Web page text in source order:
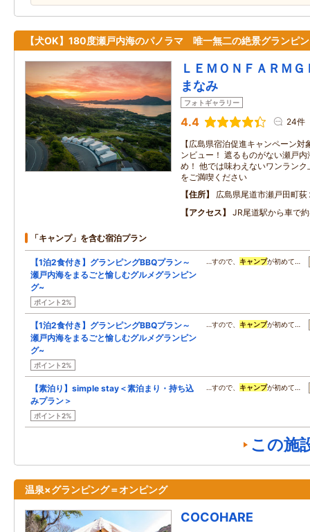
【犬OK】180度瀬戸内海のパノラマ 唯一無二の絶景グランピ
ＬＥＭＯＮＦＡＲＭ
まなみ
フォトギャラリー
4.4 24件
【広島県宿泊促進キャンペーン
ンビュー！ 遮るものがない瀬戸
め！ 他では味わえないワンラン
をご満喫ください
住所
広島県尾道市瀬戸田町
アクセス
JR尾道駅から車で
「キャンプ」を含む宿泊プラン
【1泊2食付き】グランピングBBQプラン～
瀬戸内海をまるごと愉しむグルメグランピン
グ~
ポイント2%
…すので、 キャンプが初めて…
【1泊2食付き】グランピングBBQプラン～
瀬戸内海をまるごと愉しむグルメグランピン
グ~
ポイント2%
…すので、 キャンプが初めて…
【素泊り】simple stay＜素泊まり・持ち込
みプラン＞
ポイント2%
…すので、 キャンプが初めて…
この施
温泉×グランピング＝オンピング
COCOHARE